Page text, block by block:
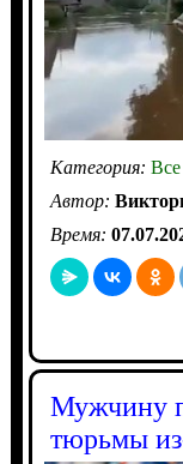
Категория: Все
Автор:
Время:
Мужчину
тюрьмы